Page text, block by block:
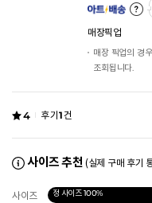
매장픽업
매장 픽업의 경
조회됩니다.
4 후기1건
사이즈 추천 (실제 구매 후기
사이즈 정 사이즈100%